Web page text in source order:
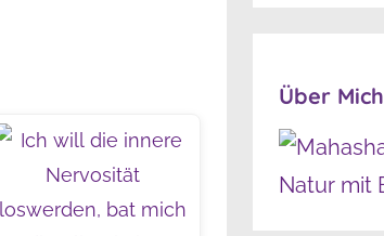
Über Mich